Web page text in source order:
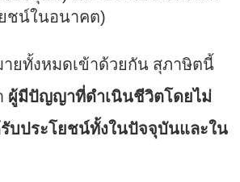
ชน์ในอนาคต)
ยทั้งหมดเข้าด้วยกัน สุภาษิตนี้
ผู้มีปัญญาที่ดำเนินชีวิตโดยไม่
บประโยชน์ทั้งในปัจจุบันและใน